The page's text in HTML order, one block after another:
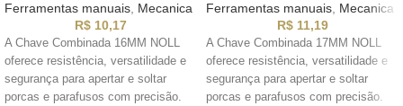
Ferramentas manuais, Mecanica
R$ 10,17
A Chave Combinada 16MM NOLL
oferece resistência, versatilidade e
segurança para apertar e soltar
porcas e parafusos com precisão.
Ferramentas manuais, Mecanica
R$11,19
A Chave Combinada 17MM NOLL
oferece resistência, versatilidade e
segurança para apertar e soltar
porcas e parafusos com precisão.